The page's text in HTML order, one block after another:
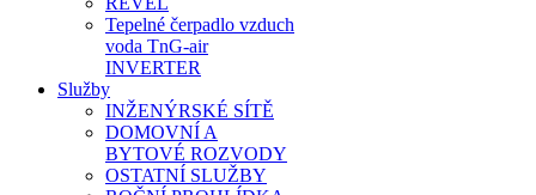
Tepelné čerpadlo vzduch
voda TnG-air
INVERTER
Služby
INŽENÝRSKÉ SÍTĚ
DOMOVNÍ A
BYTOVÉ ROZVODY
OSTATNÍ SLUŽBY